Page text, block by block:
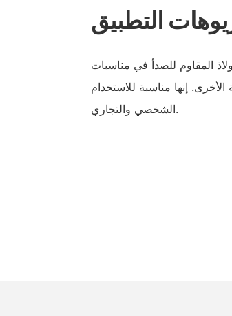
التطبيق
المقاوم للصدأ في مناسبات
إنها مناسبة للاستخدام
الشخصي والتجاري.